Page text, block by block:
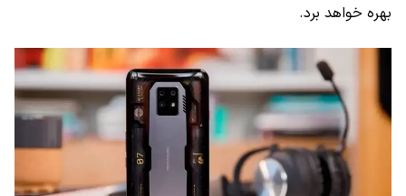
بهره خواهد برد.